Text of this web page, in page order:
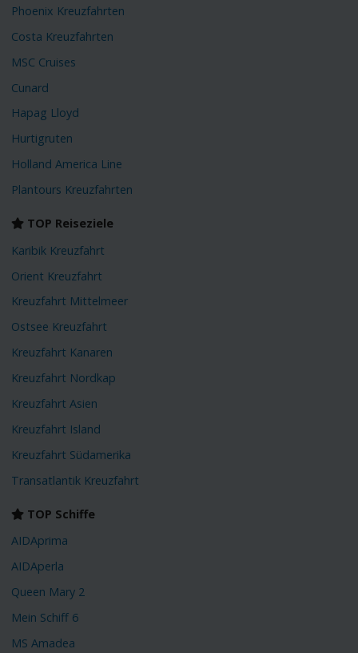
Phoenix Kreuzfahrten
Costa Kreuzfahrten
MSC Cruises
Cunard
Hapag Lloyd
Hurtigruten
Holland America Line
Plantours Kreuzfahrten
TOP Reiseziele
Karibik Kreuzfahrt
Orient Kreuzfahrt
Kreuzfahrt Mittelmeer
Ostsee Kreuzfahrt
Kreuzfahrt Kanaren
Kreuzfahrt Nordkap
Kreuzfahrt Asien
Kreuzfahrt Island
Kreuzfahrt Südamerika
Transatlantik Kreuzfahrt
TOP Schiffe
AIDAprima
AIDAperla
Queen Mary 2
Mein Schiff 6
MS Amadea